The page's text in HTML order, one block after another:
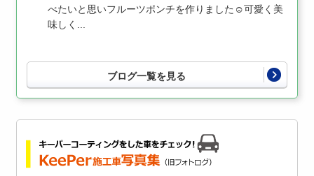
べたいと思いフルーツポンチを作りました☺️可愛く美
味しく...
ブログ一覧を見る